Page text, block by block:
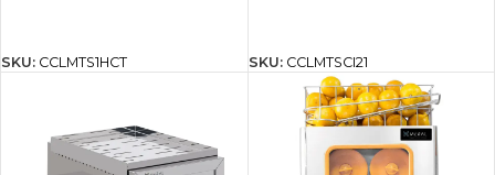
SKU: CCLMTS1HCT SKU: CCLMTSCI21